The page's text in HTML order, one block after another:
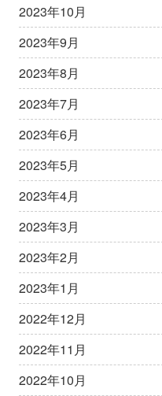
2023年10月
2023年9月
2023年8月
2023年7月
2023年6月
2023年5月
2023年4月
2023年3月
2023年2月
2023年1月
2022年12月
2022年11月
2022年10月